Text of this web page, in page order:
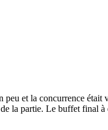
peu et la concurrence était
la partie. Le buffet final à